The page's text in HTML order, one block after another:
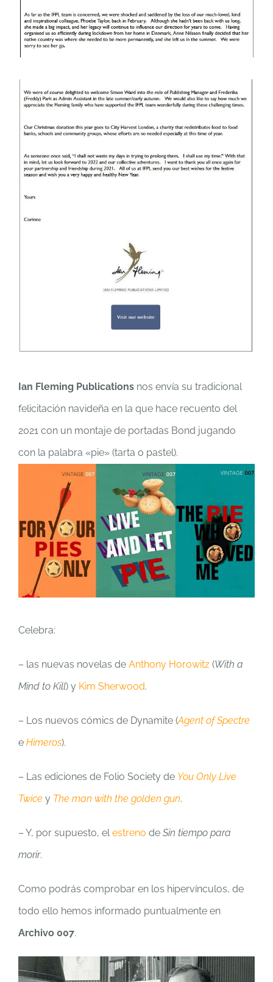
Ian Fleming Publications nos envía su tradicional
felicitación navideña en la que hace recuento del
2021 con un montaje de portadas Bond jugando
con la palabra «pie» (tarta o pastel).
Celebra:
– las nuevas novelas de Anthony Horowitz (With a
Mind to Kill) y Kim Sherwood.
– Los nuevos cómics de Dynamite (Agent of Spectre
e Himeros).
– Las ediciones de Folio Society de You Only Live
Twice y The man with the golden gun.
– Y, por supuesto, elestreno de Sin tiempo para
morir.
Como podrás comprobar en los hipervínculos, de
todo ello hemos informado puntualmente en
Archivo 007.